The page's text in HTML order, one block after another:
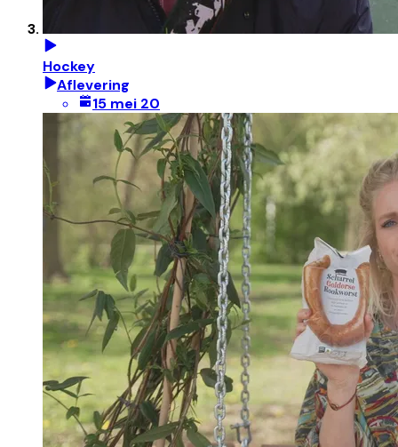
Hockey
Aflevering
15 mei 20